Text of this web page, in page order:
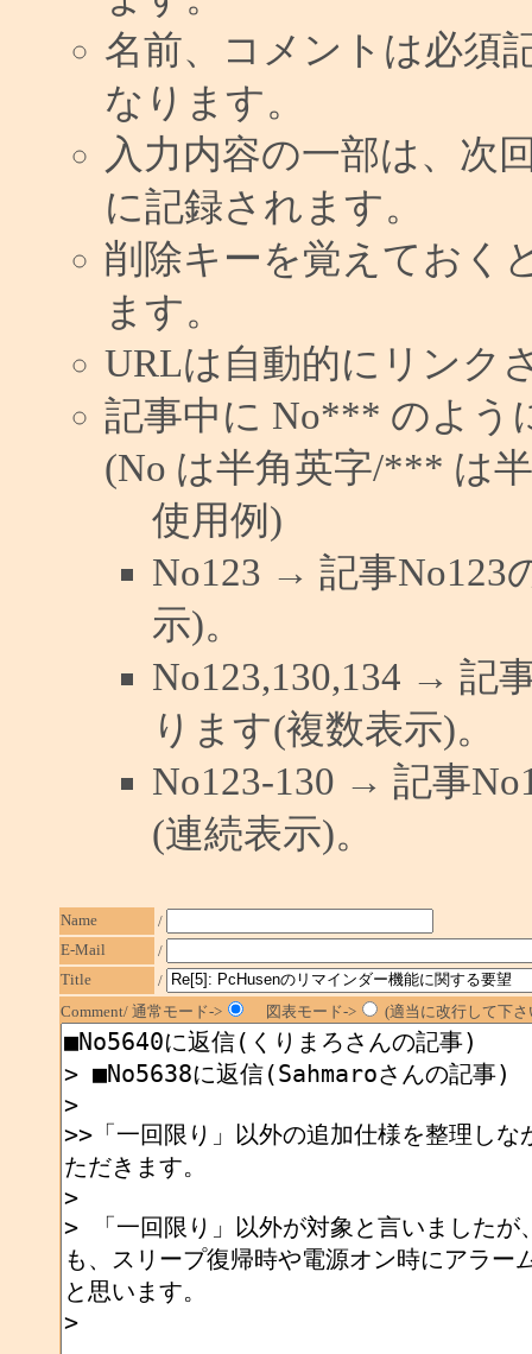
名前、コメントは必須
なります。
入力内容の一部は、次
に記録されます。
削除キーを覚えておく
ます。
URLは自動的にリンク
記事中に No*** のよう
(No は半角英字/*** は
使用例)
No123 → 記事No123
示)。
No123,130,134 → 記
ります(複数表示)。
No123-130 → 記事
(連続表示)。
Name
/
E-Mail
/
Title
/
Comment/ 通常モード->
図表モード-> (適当に改行して下